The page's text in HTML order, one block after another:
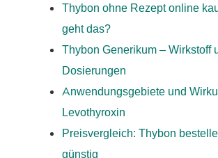
Thybon ohne Rezept online
geht das?
Thybon Generikum – Wirkstoff
Dosierungen
Anwendungsgebiete und
Levothyroxin
Preisvergleich: Thybon
günstig